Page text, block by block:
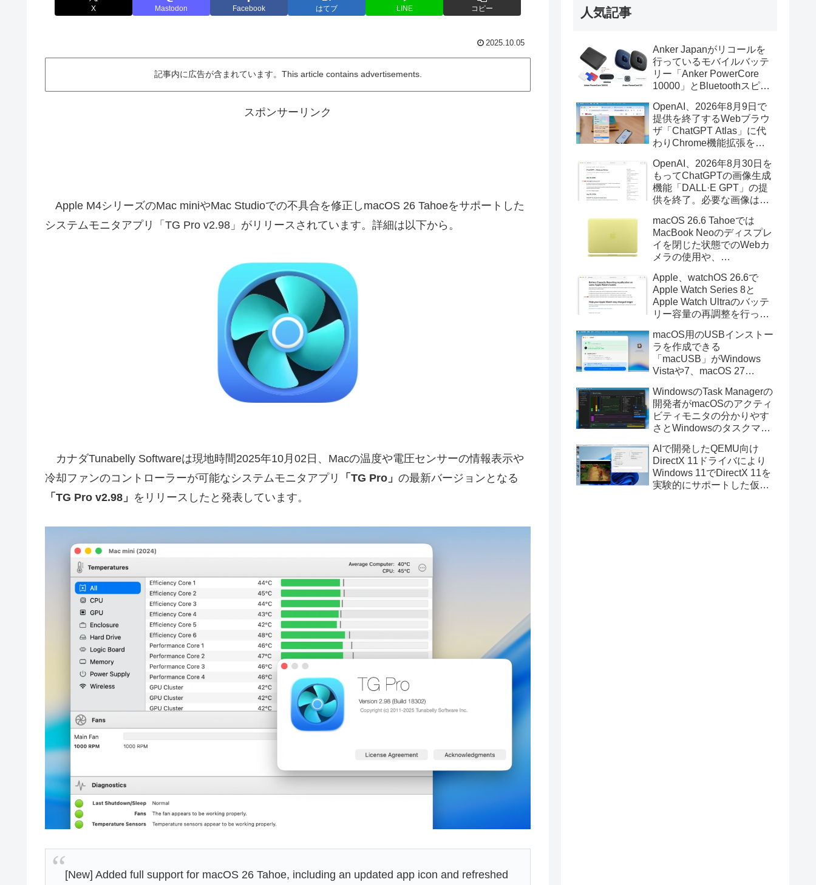
X Mastodon Facebook はてブ LINE コピー
2025.10.05
記事内に広告が含まれています。This article contains advertisements.
スポンサーリンク
Apple M4シリーズのMac miniやMac Studioでの不具合を修正しmacOS 26 Tahoeをサポートした
システムモニタアプリ「TG Pro v2.98」がリリースされています。詳細は以下から。
カナダTunabelly Softwareは現地時間2025年10月02日、Macの温度や電圧センサーの情報表示や
冷却ファンのコントローラーが可能なシステムモニタアプリ
「TG Pro」 の最新バージョンとなる
「TG Pro v2.98」 をリリースしたと発表しています。
[New] Added full support for macOS 26 Tahoe, including an updated app icon and refreshed
人気記事
Anker Japanがリコールを
行っているモバイルバッテ
リー「Anker PowerCore
10000」とBluetoothスピー
辺を焼損する火災が6月に3
件発生していたそうなので
注意を。
OpenAI、2026年8月9日で
提供を終了するWebブラウ
ザ「ChatGPT Atlas」に代
わりChrome機能拡張をア
画の質問やAsk ChatGPT機
能を追加。
OpenAI、2026年8月30日を
もってChatGPTの画像生成
機能「DALL·E GPT」の提
供を終了。必要な画像は期
macOS 26.6 Tahoeでは
MacBook Neoのディスプレ
イを閉じた状態でのWebカ
メラの使用や、
利用しMacBook Neoを復元
する際の安定性が向上。
Apple、watchOS 26.6で
Apple Watch Series 8と
Apple Watch Ultraのバッテ
リー容量の再調整を行った
macOS用のUSBインストー
ラを作成できる
「macUSB」がWindows
Vistaや7、macOS 27
トーラの作成に対応。
WindowsのTask Managerの
開発者がmacOSのアクティ
ビティモニタの分かりやす
さとWindowsのタスクマネ
Mac用システムモニタアプ
リ「Task Manager TMOG」
のBeta版を公開。
AIで開発したQEMU向け
DirectX 11ドライバにより
Windows 11でDirectX 11を
実験的にサポートした仮想